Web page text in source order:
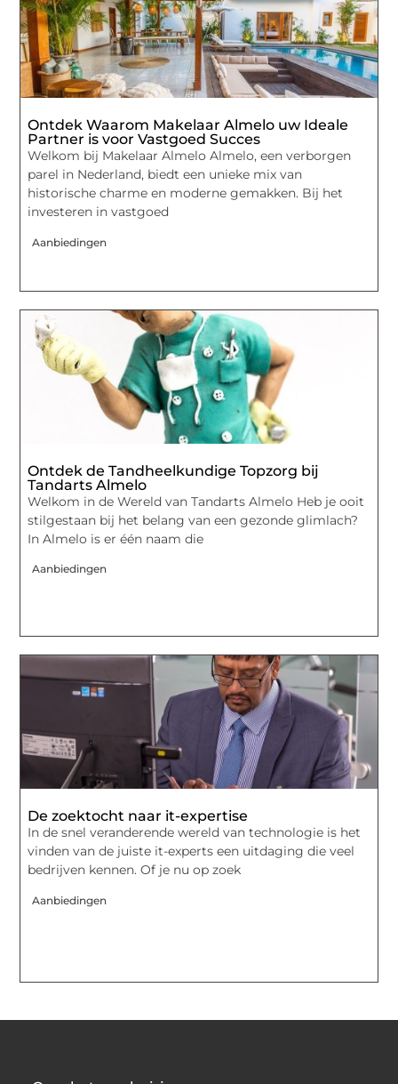
Ontdek Waarom Makelaar Almelo uw Ideale
Partner is voor Vastgoed Succes
Welkom bij Makelaar Almelo Almelo, een verborgen
parel in Nederland, biedt een unieke mix van
historische charme en moderne gemakken. Bij het
investeren in vastgoed
Aanbiedingen
Ontdek de Tandheelkundige Topzorg bij
Tandarts Almelo
Welkom in de Wereld van Tandarts Almelo Heb je ooit
stilgestaan bij het belang van een gezonde glimlach?
In Almelo is er één naam die
Aanbiedingen
De zoektocht naar it-expertise
In de snel veranderende wereld van technologie is het
vinden van de juiste it-experts een uitdaging die veel
bedrijven kennen. Of je nu op zoek
Aanbiedingen